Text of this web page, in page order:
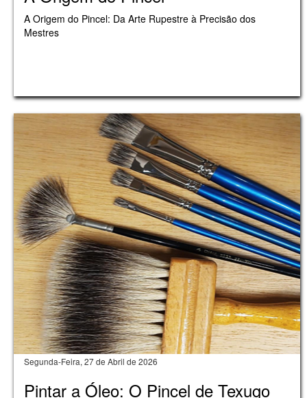
A Origem do Pincel: Da Arte Rupestre à Precisão dos
Mestres
Segunda-Feira, 27 de Abril de 2026
Pintar a Óleo: O Pincel de Texugo